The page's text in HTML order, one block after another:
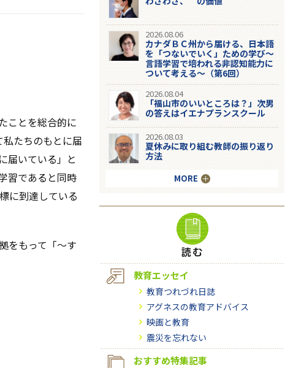
ことを総合的に
たちのもとに届
届いている」と
習であると同時
に到達している
をもって「～す
2026.08.06
カナダＢＣ州から届ける、日本語
を「つないでいく」ための学び～
言語学習で培われる非認知能力に
ついて考える～（第6回）
2026.08.04
「福山市のいいところは？」次男
の答えはイエナプランスクール
2026.08.03
夏休みに取り組む教師の振り返り
方法
MORE
教育エッセイ
教育つれづれ日誌
アグネスの教育アドバイス
映画と教育
震災を忘れない
おすすめ特集記事